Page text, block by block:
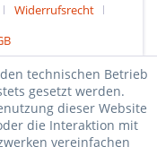
Widerrufsrecht
technischen Betrieb
gesetzt werden.
dieser Website
die Interaktion mit
vereinfachen